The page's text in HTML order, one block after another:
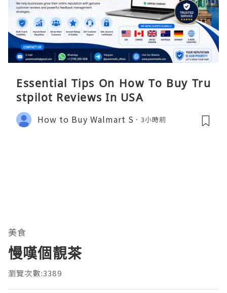
Essential Tips On How To Buy Tru
stpilot Reviews In USA
How to Buy Walmart S 3小時前
美食
慢嘆個靚茶
瀏覽次數:3389